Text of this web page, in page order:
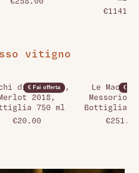
vitigno
€ Fai offerta
di Manzano,
2018,
750 ml
€20.00
€ Fai
Le
Messorio
Bottiglia
€251.00